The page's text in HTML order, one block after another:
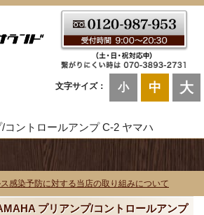
文字サイズ： 小 中 大
コントロールアンプ C-2 ヤマハ
ス感染予防に対する当店の取り組みについて
プリアンプ/コントロールアンプ